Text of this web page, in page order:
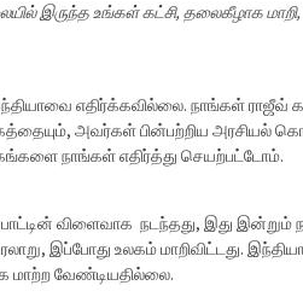
இருந்த உங்கள் கட்சி, தலைகீழாக
எதிர்க்கவில்லை. நாங்கள் ராஜீவ்
அவர்கள் பின்பற்றிய அரசியல்
நாங்கள் எதிர்த்து செயற்பட்டோம்.
விளைவாக நடந்தது, இது
இப்போது உலகம் மாறிவிட்டது. இந்தியா
மாற்ற வேண்டியதில்லை.